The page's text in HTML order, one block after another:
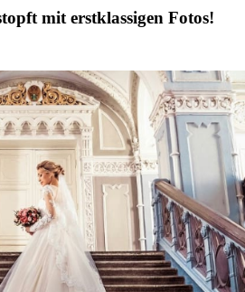
mit erstklassigen Fotos!